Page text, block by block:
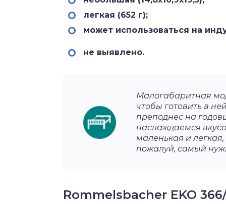
легкая (652 г);
может использоваться на
не выявлено.
Малогабаритная
чтобы готовить в
преподнес на
наслаждаемся
маленькая и
пожалуй, самый
Rommelsbacher EKO